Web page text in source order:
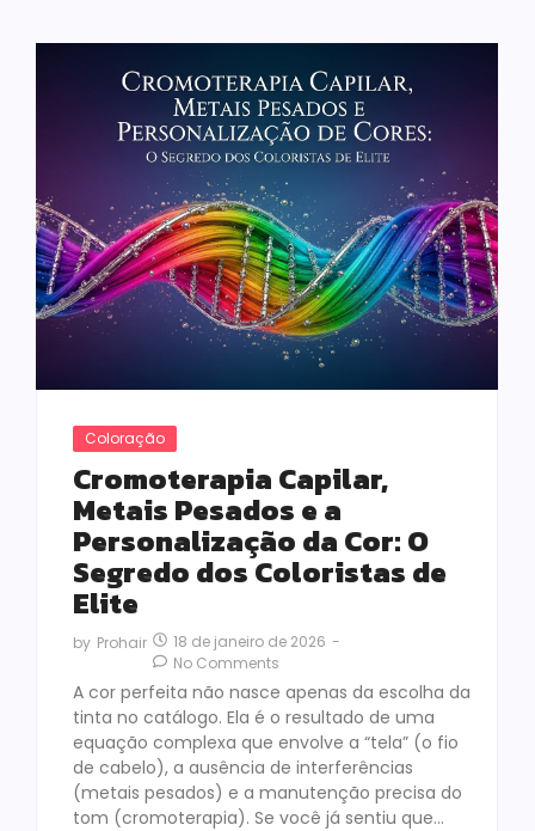
Coloração
Cromoterapia Capilar,
Metais Pesados e a
Personalização da Cor: O
Segredo dos Coloristas de
Elite
by Prohair 18 de janeiro de 2026 -
No Comments
A cor perfeita não nasce apenas da escolha da
tinta no catálogo. Ela é o resultado de uma
equação complexa que envolve a “tela” (o fio
de cabelo), a ausência de interferências
(metais pesados) e a manutenção precisa do
tom (cromoterapia). Se você já sentiu que…